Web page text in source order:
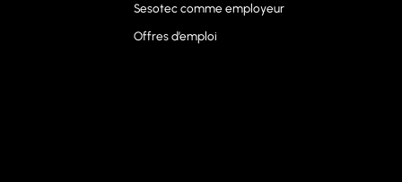
Sesotec comme employeur
Offres d’emploi